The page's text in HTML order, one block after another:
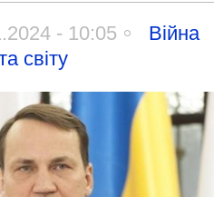
- 10:05
Війна
світу